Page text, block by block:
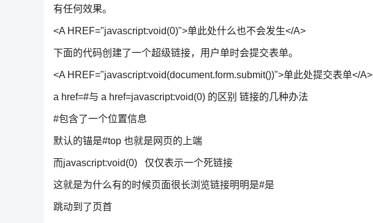
有任何效果。
<A HREF="javascript:void(0)">单此处什么也不会发生</A>
下面的代码创建了一个超级链接，用户单时会提交表单。
<A HREF="javascript:void(document.form.submit())">单此处提交表单</A>
a href=#与 a href=javascript:void(0) 的区别 链接的几种办法
#包含了一个位置信息
默认的锚是#top 也就是网页的上端
而javascript:void(0) 仅仅表示一个死链接
这就是为什么有的时候页面很长浏览链接明明是#是
跳动到了页首